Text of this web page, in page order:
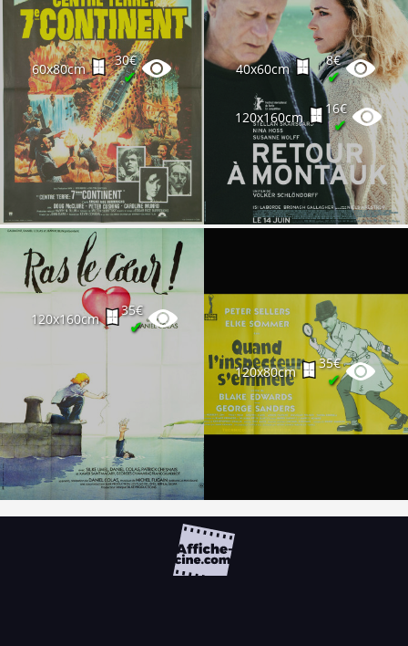
60x80cm
30€
✔ 40x60cm
8€
✔
120x160cm
16€
✔
120x160cm
35€
✔
120x80cm
35€
✔